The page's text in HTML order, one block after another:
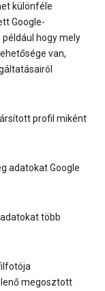
különféle
Google-
hogy mely
van,
profil miként
adatokat Google
több
megosztott